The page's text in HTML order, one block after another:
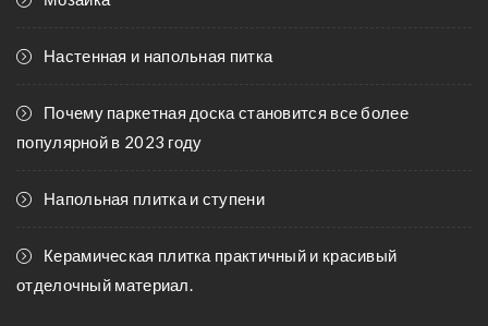
Настенная и напольная питка
Почему паркетная доска становится все более
популярной в 2023 году
Напольная плитка и ступени
Керамическая плитка практичный и красивый
отделочный материал.